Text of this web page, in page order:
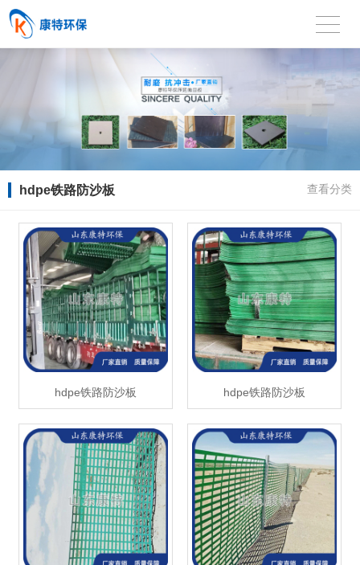
hdpe铁路防沙板 查看分类
hdpe铁路防沙板 hdpe铁路防沙板